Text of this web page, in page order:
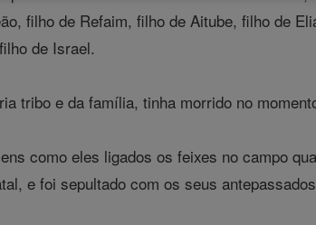
filho de Refaim, filho de Aitube, filho de
de Israel.
tribo e da família, tinha morrido no
como eles ligados os feixes no campo
e foi sepultado com os seus